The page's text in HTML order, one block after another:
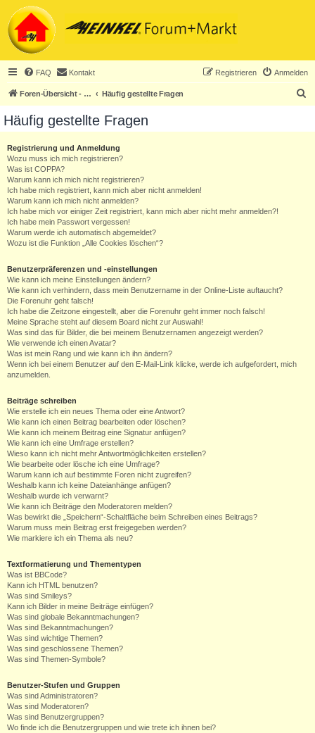
FAQ Kontakt Anmelden
Registrieren
Foren-Übersicht - ACHTUNG! Neuregistrierung nur noch für Heinkel-Club-Mitglieder! Häufig gestellte Fragen
Häufig gestellte Fragen
Registrierung und Anmeldung
Wozu muss ich mich registrieren?
Was ist COPPA?
Warum kann ich mich nicht registrieren?
Ich habe mich registriert, kann mich aber nicht anmelden!
Warum kann ich mich nicht anmelden?
Ich habe mich vor einiger Zeit registriert, kann mich aber nicht mehr anmelden?!
Ich habe mein Passwort vergessen!
Warum werde ich automatisch abgemeldet?
Wozu ist die Funktion „Alle Cookies löschen“?
Benutzerpräferenzen und -einstellungen
Wie kann ich meine Einstellungen ändern?
Wie kann ich verhindern, dass mein Benutzername in der Online-Liste auftaucht?
Die Forenuhr geht falsch!
Ich habe die Zeitzone eingestellt, aber die Forenuhr geht immer noch falsch!
Meine Sprache steht auf diesem Board nicht zur Auswahl!
Was sind das für Bilder, die bei meinem Benutzernamen angezeigt werden?
Wie verwende ich einen Avatar?
Was ist mein Rang und wie kann ich ihn ändern?
Wenn ich bei einem Benutzer auf den E-Mail-Link klicke, werde ich aufgefordert, mich
anzumelden.
Beiträge schreiben
Wie erstelle ich ein neues Thema oder eine Antwort?
Wie kann ich einen Beitrag bearbeiten oder löschen?
Wie kann ich meinem Beitrag eine Signatur anfügen?
Wie kann ich eine Umfrage erstellen?
Wieso kann ich nicht mehr Antwortmöglichkeiten erstellen?
Wie bearbeite oder lösche ich eine Umfrage?
Warum kann ich auf bestimmte Foren nicht zugreifen?
Weshalb kann ich keine Dateianhänge anfügen?
Weshalb wurde ich verwarnt?
Wie kann ich Beiträge den Moderatoren melden?
Was bewirkt die „Speichern“-Schaltfläche beim Schreiben eines Beitrags?
Warum muss mein Beitrag erst freigegeben werden?
Wie markiere ich ein Thema als neu?
Textformatierung und Thementypen
Was ist BBCode?
Kann ich HTML benutzen?
Was sind Smileys?
Kann ich Bilder in meine Beiträge einfügen?
Was sind globale Bekanntmachungen?
Was sind Bekanntmachungen?
Was sind wichtige Themen?
Was sind geschlossene Themen?
Was sind Themen-Symbole?
Benutzer-Stufen und Gruppen
Was sind Administratoren?
Was sind Moderatoren?
Was sind Benutzergruppen?
Wo finde ich die Benutzergruppen und wie trete ich ihnen bei?